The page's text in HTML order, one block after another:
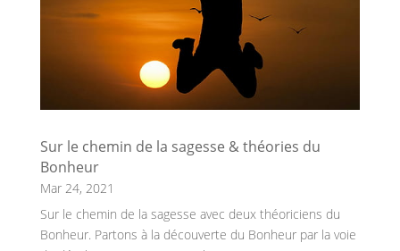
Sur le chemin de la sagesse & théories du
Bonheur
Mar 24, 2021
Sur le chemin de la sagesse avec deux théoriciens du
Bonheur. Partons à la découverte du Bonheur par la voie